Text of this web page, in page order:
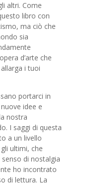
altri. Come
libro con
ma ciò che
sia
d’arte che
i tuoi
portarci in
idee e
nostra
I saggi di questa
a un livello
ultimi, che
di nostalgia
ho incontrato
di lettura. La